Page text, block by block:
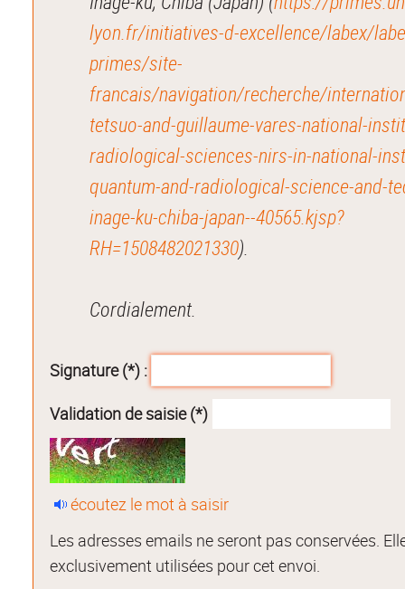
lyon.fr/initiatives-d-excellence/labex/
primes/site-
francais/navigation/recherche/
tetsuo-and-guillaume-vares-national-
radiological-sciences-nirs-in-national-
quantum-and-radiological-science-and-
inage-ku-chiba-japan--40565.kjsp?
RH=1508482021330).
Cordialement.
Signature (*) :
Validation de saisie (*)
écoutez le mot à saisir
Les adresses emails ne seront pas conservées.
exclusivement utilisées pour cet envoi.